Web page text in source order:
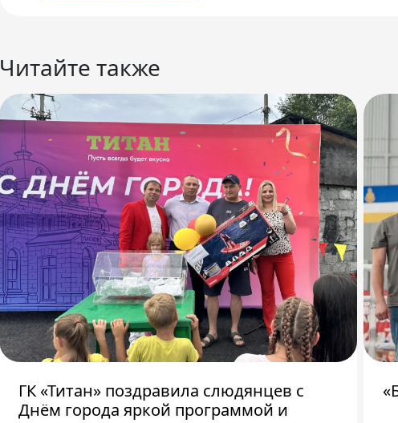
Читайте также
ГК «Титан» поздравила слюдянцев с
Днём города яркой программой и